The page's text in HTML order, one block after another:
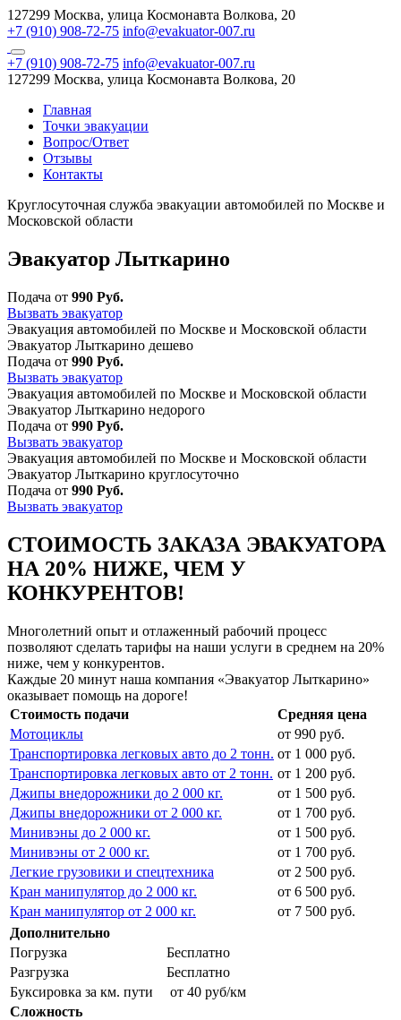
127299 Москва, улица Космонавта Волкова, 20
+7 (910) 908-72-75 info@evakuator-007.ru
+7 (910) 908-72-75 info@evakuator-007.ru
127299 Москва, улица Космонавта Волкова, 20
Главная
Точки эвакуации
Вопрос/Ответ
Отзывы
Контакты
Круглосуточная служба эвакуации автомобилей по Москве и
Московской области
Эвакуатор Лыткарино
Подача от 990 Руб.
Вызвать эвакуатор
Эвакуация автомобилей по Москве и Московской области
Эвакуатор Лыткарино дешево
Подача от 990 Руб.
Вызвать эвакуатор
Эвакуация автомобилей по Москве и Московской области
Эвакуатор Лыткарино недорого
Подача от 990 Руб.
Вызвать эвакуатор
Эвакуация автомобилей по Москве и Московской области
Эвакуатор Лыткарино круглосуточно
Подача от 990 Руб.
Вызвать эвакуатор
СТОИМОСТЬ ЗАКАЗА ЭВАКУАТОРА
НА 20% НИЖЕ, ЧЕМ У
КОНКУРЕНТОВ!
Многолетний опыт и отлаженный рабочий процесс
позволяют сделать тарифы на наши услуги в среднем на 20%
ниже, чем у конкурентов.
Каждые 20 минут наша компания «Эвакуатор Лыткарино»
оказывает помощь на дороге!
Стоимость подачи
Средняя цена
Мотоциклы
от 990 руб.
Транспортировка легковых авто до 2 тонн. от 1 000 руб.
Транспортировка легковых авто от 2 тонн. от 1 200 руб.
Джипы внедорожники до 2 000 кг.
от 1 500 руб.
Джипы внедорожники от 2 000 кг.
от 1 700 руб.
Минивэны до 2 000 кг.
от 1 500 руб.
Минивэны от 2 000 кг.
от 1 700 руб.
Легкие грузовики и спецтехника
от 2 500 руб.
Кран манипулятор до 2 000 кг.
от 6 500 руб.
Кран манипулятор от 2 000 кг.
от 7 500 руб.
Дополнительно
Погрузка
Бесплатно
Разгрузка
Бесплатно
Буксировка за км. пути
от 40 руб/км
Сложность